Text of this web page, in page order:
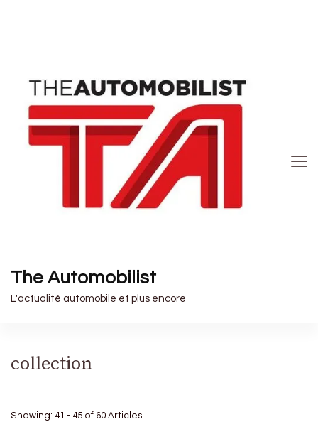
The Automobilist
L'actualité automobile et plus encore
collection
Showing: 41 - 45 of 60 Articles